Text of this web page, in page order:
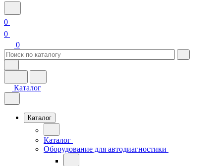
0
0
0
Каталог
Каталог
Каталог
Оборудование для автодиагностики